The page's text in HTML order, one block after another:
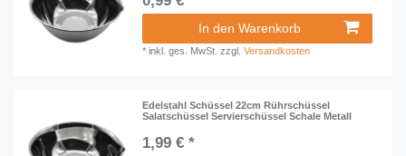
In den Warenkorb
*inkl. ges. MwSt. zzgl.Versandkosten
Edelstahl Schüssel 22cm Rührschüssel
Salatschüssel Servierschüssel Schale Metall
1,99 € *